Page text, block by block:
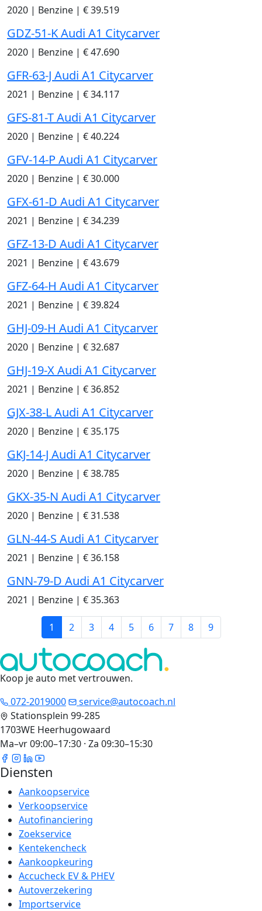
2020 | Benzine | € 39.519
GDZ-51-K Audi A1 Citycarver
2020 | Benzine | € 47.690
GFR-63-J Audi A1 Citycarver
2021 | Benzine | € 34.117
GFS-81-T Audi A1 Citycarver
2020 | Benzine | € 40.224
GFV-14-P Audi A1 Citycarver
2020 | Benzine | € 30.000
GFX-61-D Audi A1 Citycarver
2021 | Benzine | € 34.239
GFZ-13-D Audi A1 Citycarver
2021 | Benzine | € 43.679
GFZ-64-H Audi A1 Citycarver
2021 | Benzine | € 39.824
GHJ-09-H Audi A1 Citycarver
2020 | Benzine | € 32.687
GHJ-19-X Audi A1 Citycarver
2021 | Benzine | € 36.852
GJX-38-L Audi A1 Citycarver
2020 | Benzine | € 35.175
GKJ-14-J Audi A1 Citycarver
2020 | Benzine | € 38.785
GKX-35-N Audi A1 Citycarver
2020 | Benzine | € 31.538
GLN-44-S Audi A1 Citycarver
2021 | Benzine | € 36.158
GNN-79-D Audi A1 Citycarver
2021 | Benzine | € 35.363
1 2 3 4 5 6 7 8 9
Koop je auto met vertrouwen.
072-2019000
service@autocoach.nl
Stationsplein 99-285
1703WE Heerhugowaard
Ma–vr 09:00–17:30 · Za 09:30–15:30
Diensten
Aankoopservice
Verkoopservice
Autofinanciering
Zoekservice
Kentekencheck
Aankoopkeuring
Accucheck EV & PHEV
Autoverzekering
Importservice